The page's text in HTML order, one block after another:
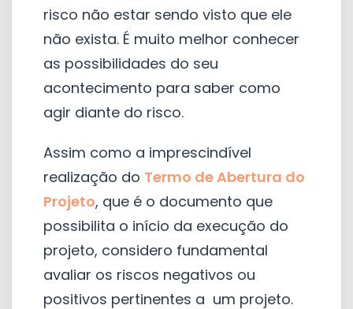
risco não estar sendo visto que ele
não exista. É muito melhor conhecer
as possibilidades do seu
acontecimento para saber como
agir diante do risco.
Assim como a imprescindível
realização do Termo de Abertura do
Projeto, que é o documento que
possibilita o início da execução do
projeto, considero fundamental
avaliar os riscos negativos ou
positivos pertinentes a um projeto.